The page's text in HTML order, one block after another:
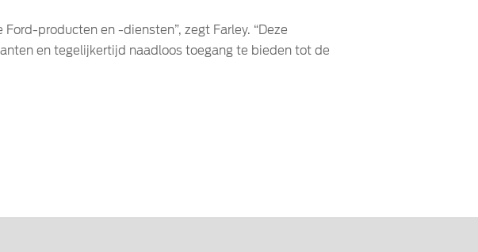
producten en -diensten”, zegt Farley. “Deze
en tegelijkertijd naadloos toegang te bieden tot de